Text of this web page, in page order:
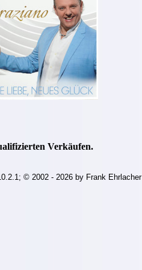
Verkäufen.
© 2002 - 2026 by Frank Ehrlacher